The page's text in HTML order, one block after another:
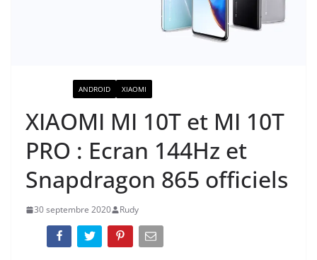
ANDROID XIAOMI
XIAOMI MI 10T et MI 10T
PRO : Ecran 144Hz et
Snapdragon 865 officiels
30 septembre 2020 Rudy